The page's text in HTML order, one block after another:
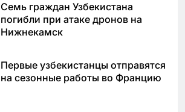
Семь граждан Узбекистана
погибли при атаке дронов на
Нижнекамск
Первые узбекистанцы отправятся
на сезонные работы во Францию